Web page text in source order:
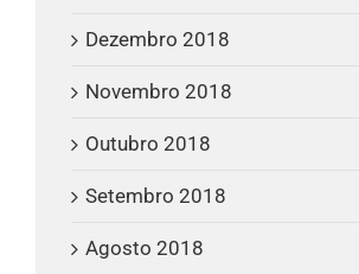
Dezembro 2018
Novembro 2018
Outubro 2018
Setembro 2018
Agosto 2018